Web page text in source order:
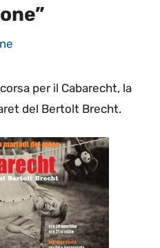
per il Cabarecht, la
del Bertolt Brecht.